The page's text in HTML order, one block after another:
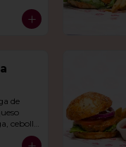
de
cebolla